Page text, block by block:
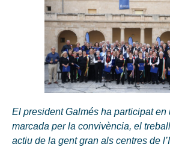
El president Galmés ha participat en
marcada per la convivència, el
actiu de la gent gran als centres de